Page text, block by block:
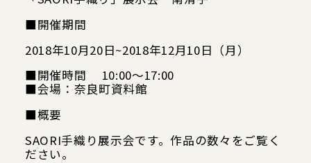
■開催期間
2018年10月20日~2018年12月10日（月）
■開催時間 10:00〜17:00
■会場：奈良町資料館
■概要
SAORI手織り展示会です。作品の数々をご覧く
ださい。